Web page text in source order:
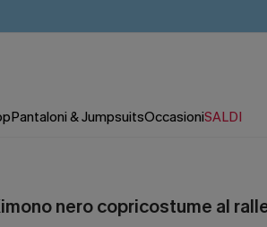
Pantaloni & JumpsuitsOccasioniSALDI
nero copricostume al